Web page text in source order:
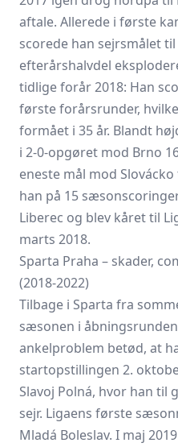
aftale. Allerede i første
scorede han sejrsmålet
efterårshalvdel
tidlige forår 2018: Han
første forårsrunder,
formået i 35 år. Blandt
i 2-0-opgøret mod Brno
eneste mål mod
han på 15
Liberec og blev kåret til
marts 2018.
Sparta Praha – skader,
(2018-2022)
Tilbage i Sparta fra
sæsonen i
ankelproblem betød, at
startopstillingen 2.
Slavoj Polná, hvor han til
sejr. Ligaens første
Mladá Boleslav. I maj